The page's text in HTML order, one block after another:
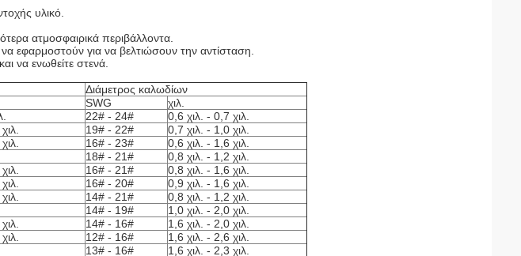
υλικό.
ατμοσφαιρικά περιβάλλοντα.
εφαρμοστούν για να βελτιώσουν την αντίσταση.
να ενωθείτε στενά.
Διάμετρος καλωδίων
SWG
χιλ.
22# - 24#
0,6 χιλ. - 0,7 χιλ.
19# - 22#
0,7 χιλ. - 1,0 χιλ.
16# - 23#
0,6 χιλ. - 1,6 χιλ.
18# - 21#
0,8 χιλ. - 1,2 χιλ.
16# - 21#
0,8 χιλ. - 1,6 χιλ.
16# - 20#
0,9 χιλ. - 1,6 χιλ.
14# - 21#
0,8 χιλ. - 1,2 χιλ.
14# - 19#
1,0 χιλ. - 2,0 χιλ.
14# - 16#
1,6 χιλ. - 2,0 χιλ.
12# - 16#
1,6 χιλ. - 2,6 χιλ.
13# - 16#
1,6 χιλ. - 2,3 χιλ.